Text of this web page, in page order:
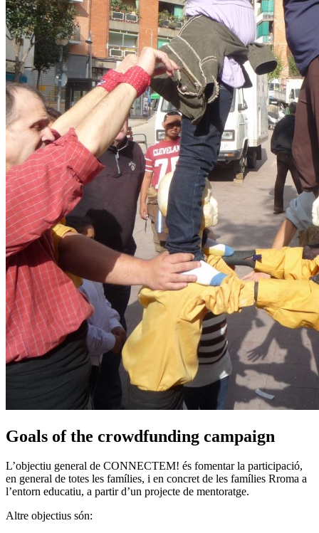
Goals of the crowdfunding campaign
L’objectiu general de CONNECTEM! és fomentar la participació,
en general de totes les famílies, i en concret de les famílies Rroma a
l’entorn educatiu, a partir d’un projecte de mentoratge.
Altre objectius són: